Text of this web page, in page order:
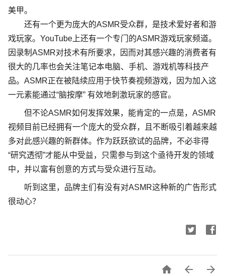
美甲。
还有一个更为庞大的ASMR受众群，是技术爱好者和游
戏玩家。 YouTube 上还有一个专门的ASMR游戏玩家频道。
因录制 ASMR对技术有所要求，因而对其感兴趣的消费者有
很大的几率也会关注笔记本电脑、手机、游戏机等科技产
品。 ASMR正在被陆续应用于快节奏视频游戏，因为加入这
一元素能通过“脑按摩” 有效地刺激玩家的感官。
但不论ASMR如何发挥效果，能肯定的一点是， ASMR
视频目前已经拥有一个庞大的受众群，且不断吸引着越来越
多对此感兴趣的新群体。作为跃跃欲试的品牌，不必非得
“研究透彻”才能从中受益，只需参与到这个亟待开发的领域
中，并以富有创意的方式与受众进行互动。
听到这里，品牌主们有没有对ASMR这种新的广告形式
很动心？
  